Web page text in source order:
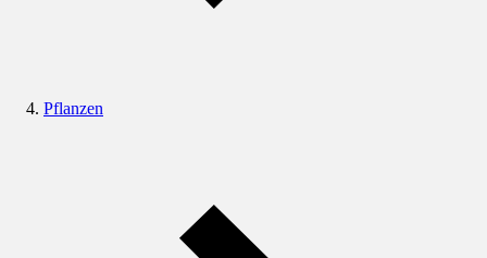
Pflanzen